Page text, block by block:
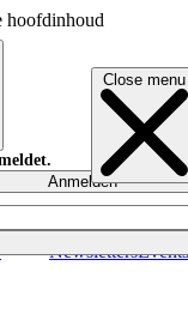
hoofdinhoud
Close menu
NewslettersEvents
Anmelden